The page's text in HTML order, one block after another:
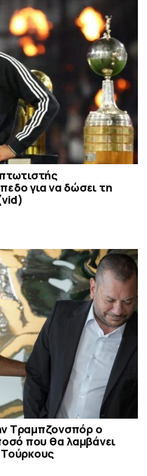
για να δώσει τη
Τραμπζονσπόρ ο
που θα λαμβάνει